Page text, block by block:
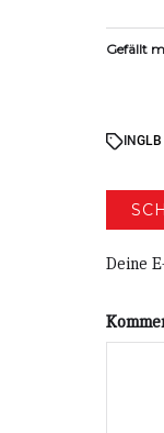
Gefällt
INGLB
Deine